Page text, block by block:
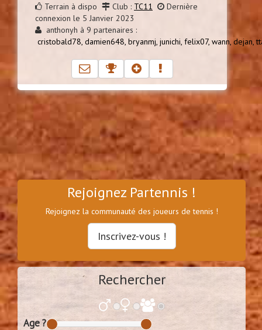
Terrain à dispo Club : TC11
Dernière
connexion le 5 Janvier 2023
anthonyh à 9 partenaires :
cristobald78, damien648, bryanmj, junichi, felix07, wann, dejan,
Rejoignez Partennis !
Rejoignez la communauté des joueurs de tennis !
Inscrivez-vous !
Rechercher
Age ?